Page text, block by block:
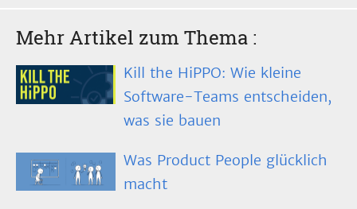
Mehr Artikel zum Thema :
Kill the HiPPO: Wie kleine
Software-Teams entscheiden,
was sie bauen
Was Product People glücklich
macht